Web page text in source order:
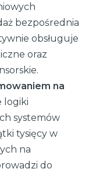
bezpośrednia
obsługuje
oraz
na
logiki
systemów
tysięcy w
na
do